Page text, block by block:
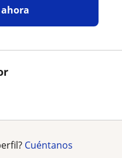
Cuéntanos